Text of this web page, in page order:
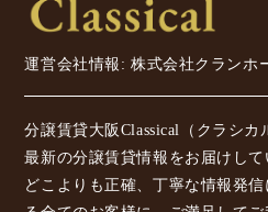
運営会社情報: 株式会社クランホ
分譲賃貸大阪Classical（クラシカ
最新の分譲賃貸情報をお届けして
どこよりも正確、丁寧な情報発